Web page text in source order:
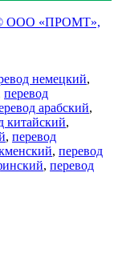
ООО «ПРОМТ»,
немецкий,
перевод
арабский,
китайский,
, перевод
, перевод
, перевод